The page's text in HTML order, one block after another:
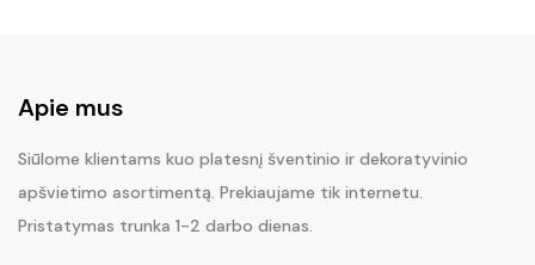
Apie mus
Siūlome klientams kuo platesnį šventinio ir dekoratyvinio
apšvietimo asortimentą. Prekiaujame tik internetu.
Pristatymas trunka 1-2 darbo dienas.